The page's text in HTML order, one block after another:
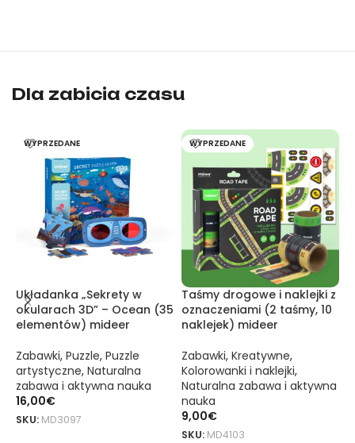
Dla zabicia czasu
WYPRZEDANE
Układanka „Sekrety w
okularach 3D” – Ocean (35
elementów) mideer
Zabawki, Puzzle, Puzzle
artystyczne, Naturalna
zabawa i aktywna nauka
16,00€
SKU: MD3097
WYPRZEDANE
Taśmy drogowe i naklejki z
oznaczeniami (2 taśmy, 10
naklejek) mideer
Zabawki, Kreatywne,
Kolorowanki i naklejki,
Naturalna zabawa i aktywna
nauka
9,00€
SKU: MD4103